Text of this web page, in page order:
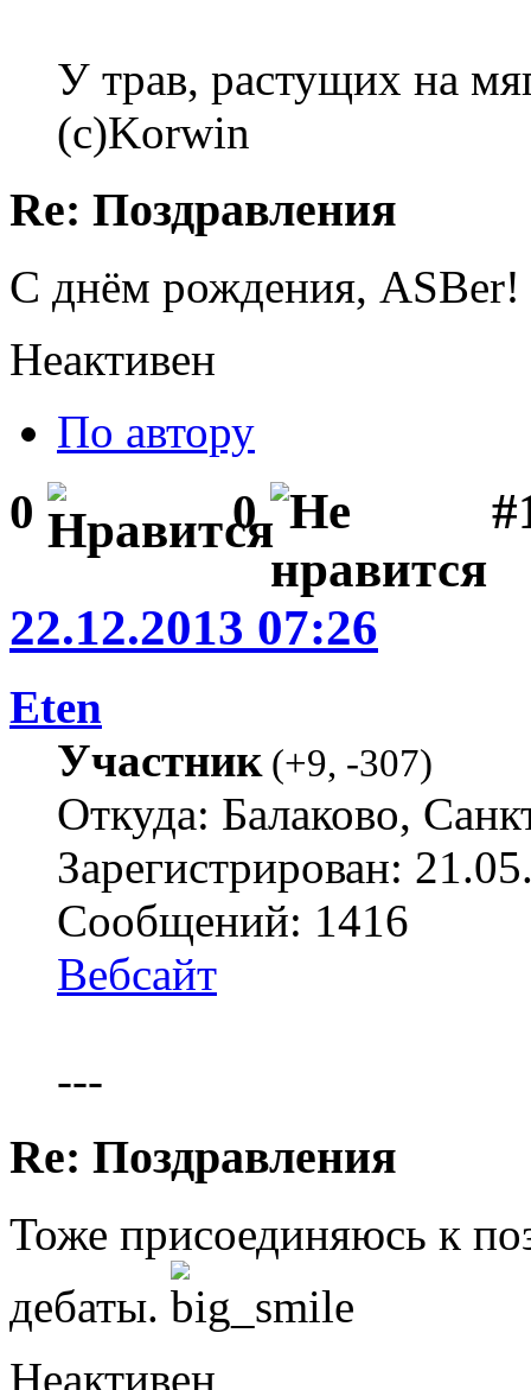
У трав, растущих на
(с)Korwin
Re: Поздравления
С днём рождения, ASBer!
Неактивен
По автору
0 0
22.12.2013 07:26
Eten
Участник(+9, -307)
Откуда: Балаково,
Зарегистрирован:
Сообщений: 1416
Вебсайт
---
Re: Поздравления
Тоже присоединяюсь к
дебаты.
Неактивен